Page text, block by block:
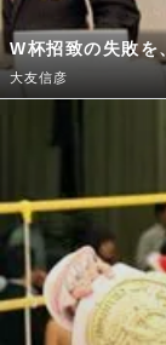
W杯招致の失敗を
大友信彦